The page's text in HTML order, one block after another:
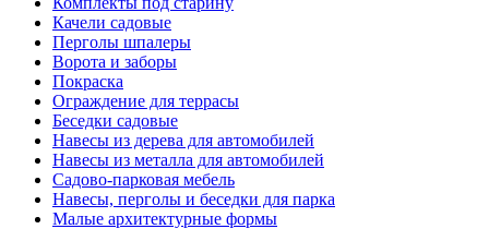
Качели садовые
Перголы шпалеры
Ворота и заборы
Покраска
Ограждение для террасы
Беседки садовые
Навесы из дерева для автомобилей
Навесы из металла для автомобилей
Садово-парковая мебель
Навесы, перголы и беседки для парка
Малые архитектурные формы